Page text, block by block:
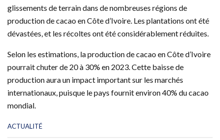
glissements de terrain dans de nombreuses régions de
production de cacao en Côte d’Ivoire. Les plantations ont été
dévastées, et les récoltes ont été considérablement réduites.
Selon les estimations, la production de cacao en Côte d’Ivoire
pourrait chuter de 20 à 30% en 2023. Cette baisse de
production aura un impact important sur les marchés
internationaux, puisque le pays fournit environ 40% du cacao
mondial.
C
ACTUALITÉ